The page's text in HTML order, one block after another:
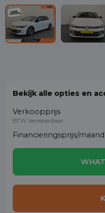
Bekijk alle opties en
Verkoopprijs
BTW Verrekenbaar
Financieringsprijs/maand